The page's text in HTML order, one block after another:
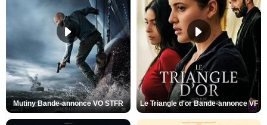
Mutiny Bande-annonce VO STFR Le Triangle d'or Bande-annonce VF